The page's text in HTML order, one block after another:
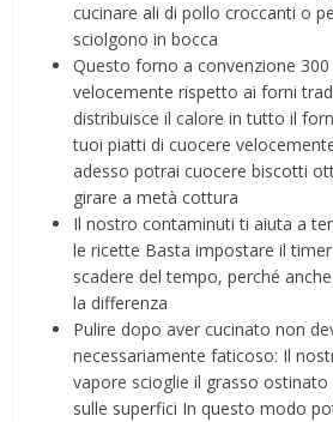
cucinare ali di pollo croccanti o
sciolgono in bocca
Questo forno a convenzione 300
velocemente rispetto ai forni
distribuisce il calore in tutto il
tuoi piatti di cuocere
adesso potrai cuocere biscotti
girare a metà cottura
Il nostro contaminuti ti aiuta a
le ricette Basta impostare il
scadere del tempo, perché
la differenza
Pulire dopo aver cucinato non
necessariamente faticoso: Il
vapore scioglie il grasso ostinato
sulle superfici In questo modo